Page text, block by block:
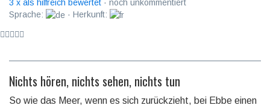
3 x als hilfreich bewertet · noch unkommentiert
Sprache:
· Herkunft:
Nichts hören, nichts sehen, nichts tun
So wie das Meer, wenn es sich zurückzieht, bei Ebbe einen